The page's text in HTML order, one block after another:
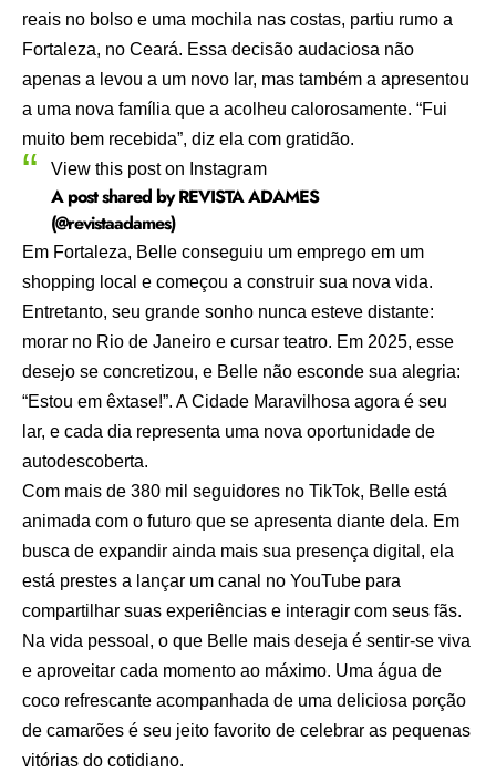
reais no bolso e uma mochila nas costas, partiu rumo a
Fortaleza, no Ceará. Essa decisão audaciosa não
apenas a levou a um novo lar, mas também a apresentou
a uma nova família que a acolheu calorosamente. “Fui
muito bem recebida”, diz ela com gratidão.
View this post on Instagram
A post shared by REVISTA ADAMES
(@revistaadames)
Em Fortaleza, Belle conseguiu um emprego em um
shopping local e começou a construir sua nova vida.
Entretanto, seu grande sonho nunca esteve distante:
morar no Rio de Janeiro e cursar teatro. Em 2025, esse
desejo se concretizou, e Belle não esconde sua alegria:
“Estou em êxtase!”. A Cidade Maravilhosa agora é seu
lar, e cada dia representa uma nova oportunidade de
autodescoberta.
Com mais de 380 mil seguidores no TikTok, Belle está
animada com o futuro que se apresenta diante dela. Em
busca de expandir ainda mais sua presença digital, ela
está prestes a lançar um canal no YouTube para
compartilhar suas experiências e interagir com seus fãs.
Na vida pessoal, o que Belle mais deseja é sentir-se viva
e aproveitar cada momento ao máximo. Uma água de
coco refrescante acompanhada de uma deliciosa porção
de camarões é seu jeito favorito de celebrar as pequenas
vitórias do cotidiano.